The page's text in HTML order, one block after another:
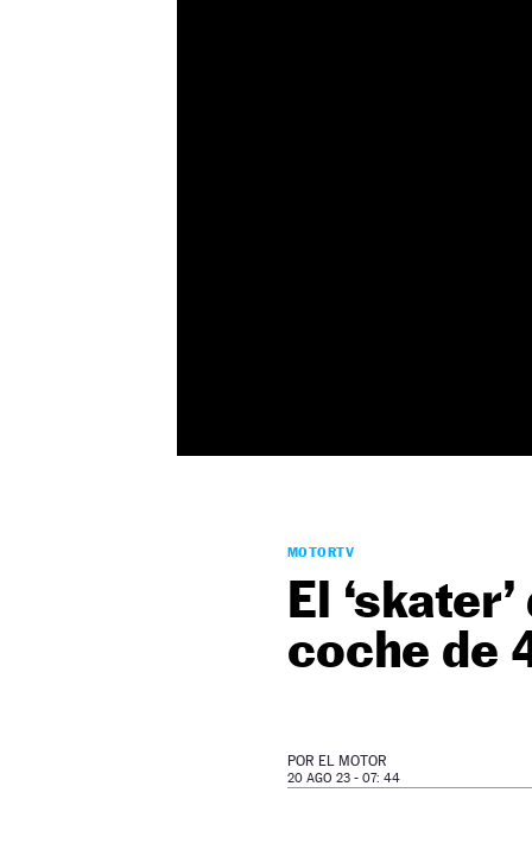
MOTORTV
El
coche de
POR EL MOTOR
20 AGO 23 - 07: 44